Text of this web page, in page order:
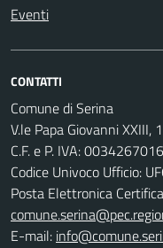
Eventi
CONTATTI
Comune di Serina
V.le Papa Giovanni
C.F. e P. IVA:
Codice Univoco Ufficio:
Posta Elettronica
E-mail: